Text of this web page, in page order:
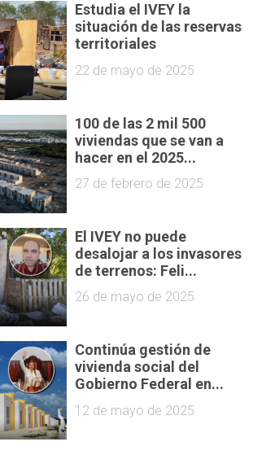
Estudia el IVEY la
situación de las reservas
territoriales
22 de mayo de 2025
100 de las 2 mil 500
viviendas que se van a
hacer en el 2025...
27 de febrero de 2025
El IVEY no puede
desalojar a los invasores
de terrenos: Feli...
26 de mayo de 2025
Continúa gestión de
vivienda social del
Gobierno Federal en...
12 de mayo de 2025